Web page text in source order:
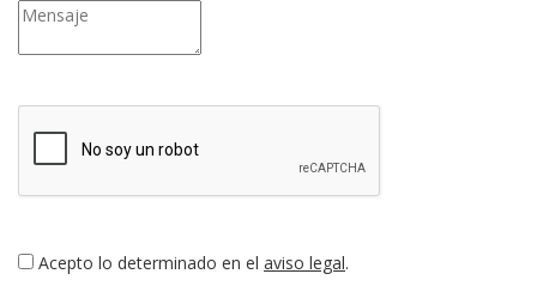
Acepto lo determinado en el aviso legal.